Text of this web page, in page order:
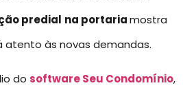
predial na portariamostra
atento às novas demandas.
do software Seu Condomínio,